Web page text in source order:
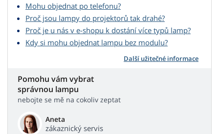
Mohu objednat po telefonu?
Proč jsou lampy do projektorů tak drahé?
Proč je u nás v e-shopu k dostání více typů lamp?
Kdy si mohu objednat lampu bez modulu?
Další užitečné informace
Pomohu vám vybrat
správnou lampu
nebojte se mě na cokoliv zeptat
Aneta
zákaznický servis